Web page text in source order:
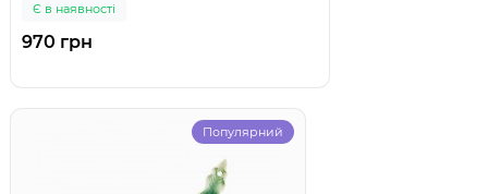
Є в наявності
970 грн
Популярний